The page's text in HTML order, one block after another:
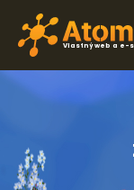
Vlastný web a e-